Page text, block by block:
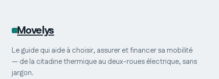
Movelys
Le guide qui aide à choisir, assurer et financer sa mobilité
— de la citadine thermique au deux-roues électrique, sans
jargon.